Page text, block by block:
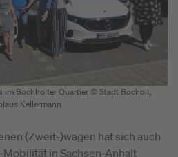
im Bochholter Quartier © Stadt Bocholt,
Kellermann
(Zweit-)wagen hat sich auch
in Sachsen-Anhalt